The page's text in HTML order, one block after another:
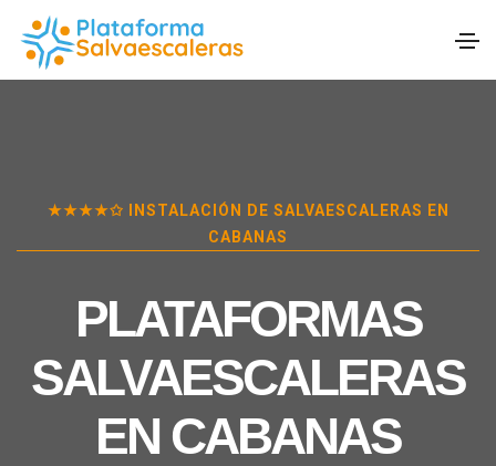
★★★★✩ INSTALACIÓN DE SALVAESCALERAS EN
CABANAS
PLATAFORMAS
SALVAESCALERAS
EN CABANAS